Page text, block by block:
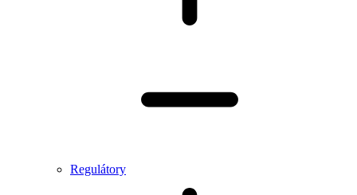
Regulátory